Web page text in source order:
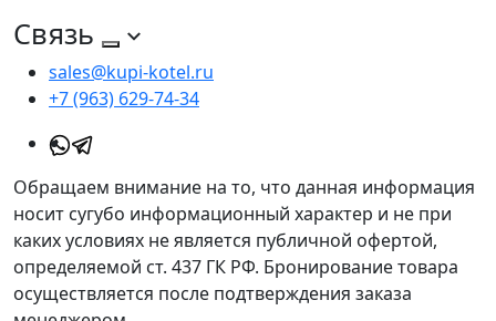
Связь
sales@kupi-kotel.ru
+7 (963) 629-74-34
Обращаем внимание на то, что данная информация
носит сугубо информационный характер и не при
каких условиях не является публичной офертой,
определяемой ст. 437 ГК РФ. Бронирование товара
осуществляется после подтверждения заказа